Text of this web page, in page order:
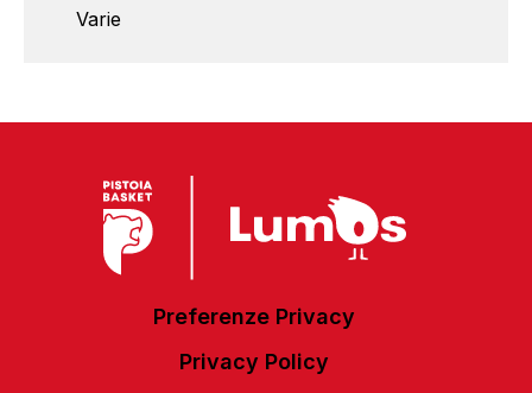
Varie
Preferenze Privacy
Privacy Policy